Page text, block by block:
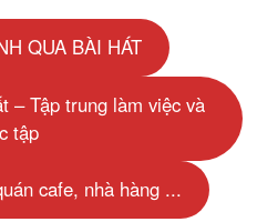
QUA BÀI HÁT
– Tập trung làm việc và
tập
cafe, nhà hàng ...